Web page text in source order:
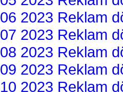
06 2023 Reklam
07 2023 Reklam
08 2023 Reklam
09 2023 Reklam
10 2023 Reklam